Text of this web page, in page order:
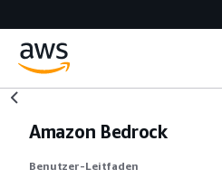
Amazon Bedrock
Benutzer-Leitfaden